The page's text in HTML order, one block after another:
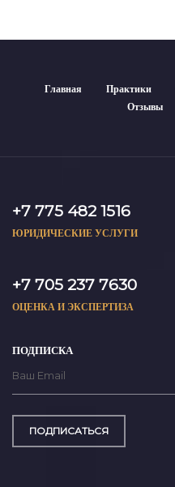
Главная Практики
Отзывы
+7 775 482 1516
ЮРИДИЧЕСКИЕ УСЛУГИ
+7 705 237 7630
ОЦЕНКА И ЭКСПЕРТИЗА
ПОДПИСКА
ПОДПИСАТЬСЯ